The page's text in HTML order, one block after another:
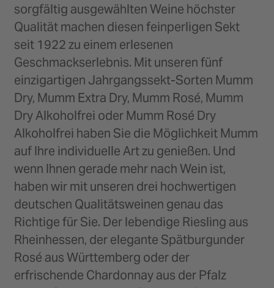
sorgfältig ausgewählten Weine höchster
Qualität machen diesen feinperligen Sekt
seit 1922 zu einem erlesenen
Geschmackserlebnis. Mit unseren fünf
einzigartigen Jahrgangssekt-Sorten Mumm
Dry, Mumm Extra Dry, Mumm Rosé, Mumm
Dry Alkoholfrei oder Mumm Rosé Dry
Alkoholfrei haben Sie die Möglichkeit Mumm
auf Ihre individuelle Art zu genießen. Und
wenn Ihnen gerade mehr nach Wein ist,
haben wir mit unseren drei hochwertigen
deutschen Qualitätsweinen genau das
Richtige für Sie. Der lebendige Riesling aus
Rheinhessen, der elegante Spätburgunder
Rosé aus Württemberg oder der
erfrischende Chardonnay aus der Pfalz